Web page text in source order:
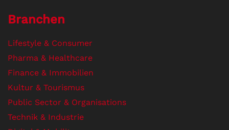
Branchen
Lifestyle & Consumer
Pharma & Healthcare
Finance & Immobilien
Kultur & Tourismus
Public Sector & Organisations
Technik & Industrie